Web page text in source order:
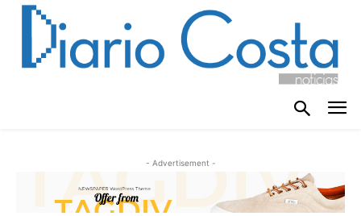
- Advertisement -